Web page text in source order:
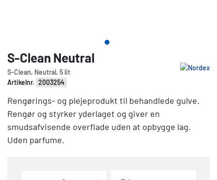
S-Clean Neutral
S-Clean, Neutral, 5 lit
Artikelnr. 2003254
Rengørings- og plejeprodukt til behandlede gulve.
Rengør og styrker yderlaget og giver en
smudsafvisende overflade uden at opbygge lag.
Uden parfume.